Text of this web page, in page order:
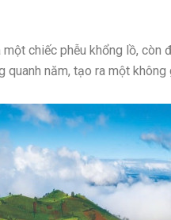
chiếc phễu khổng lồ, còn
năm, tạo ra một không